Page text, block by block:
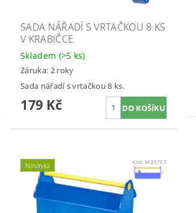
SADA NÁŘADÍ S VRTAČKOU 8 KS
V KRABIČCE
Skladem (>5 ks)
Záruka: 2 roky
Sada nářadí s vrtačkou 8 ks.
179 Kč
Novinka Kód: MI35707